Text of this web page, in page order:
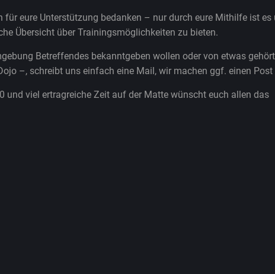
für eure Unterstützung bedanken – nur durch eure Mithilfe ist
Übersicht über Trainingsmöglichkeiten zu bieten.
Betreffendes bekanntgeben wollen oder von etwas
–, schreibt uns einfach eine Mail, wir machen ggf. einen Post
und viel ertragreiche Zeit auf der Matte wünscht euch allen das